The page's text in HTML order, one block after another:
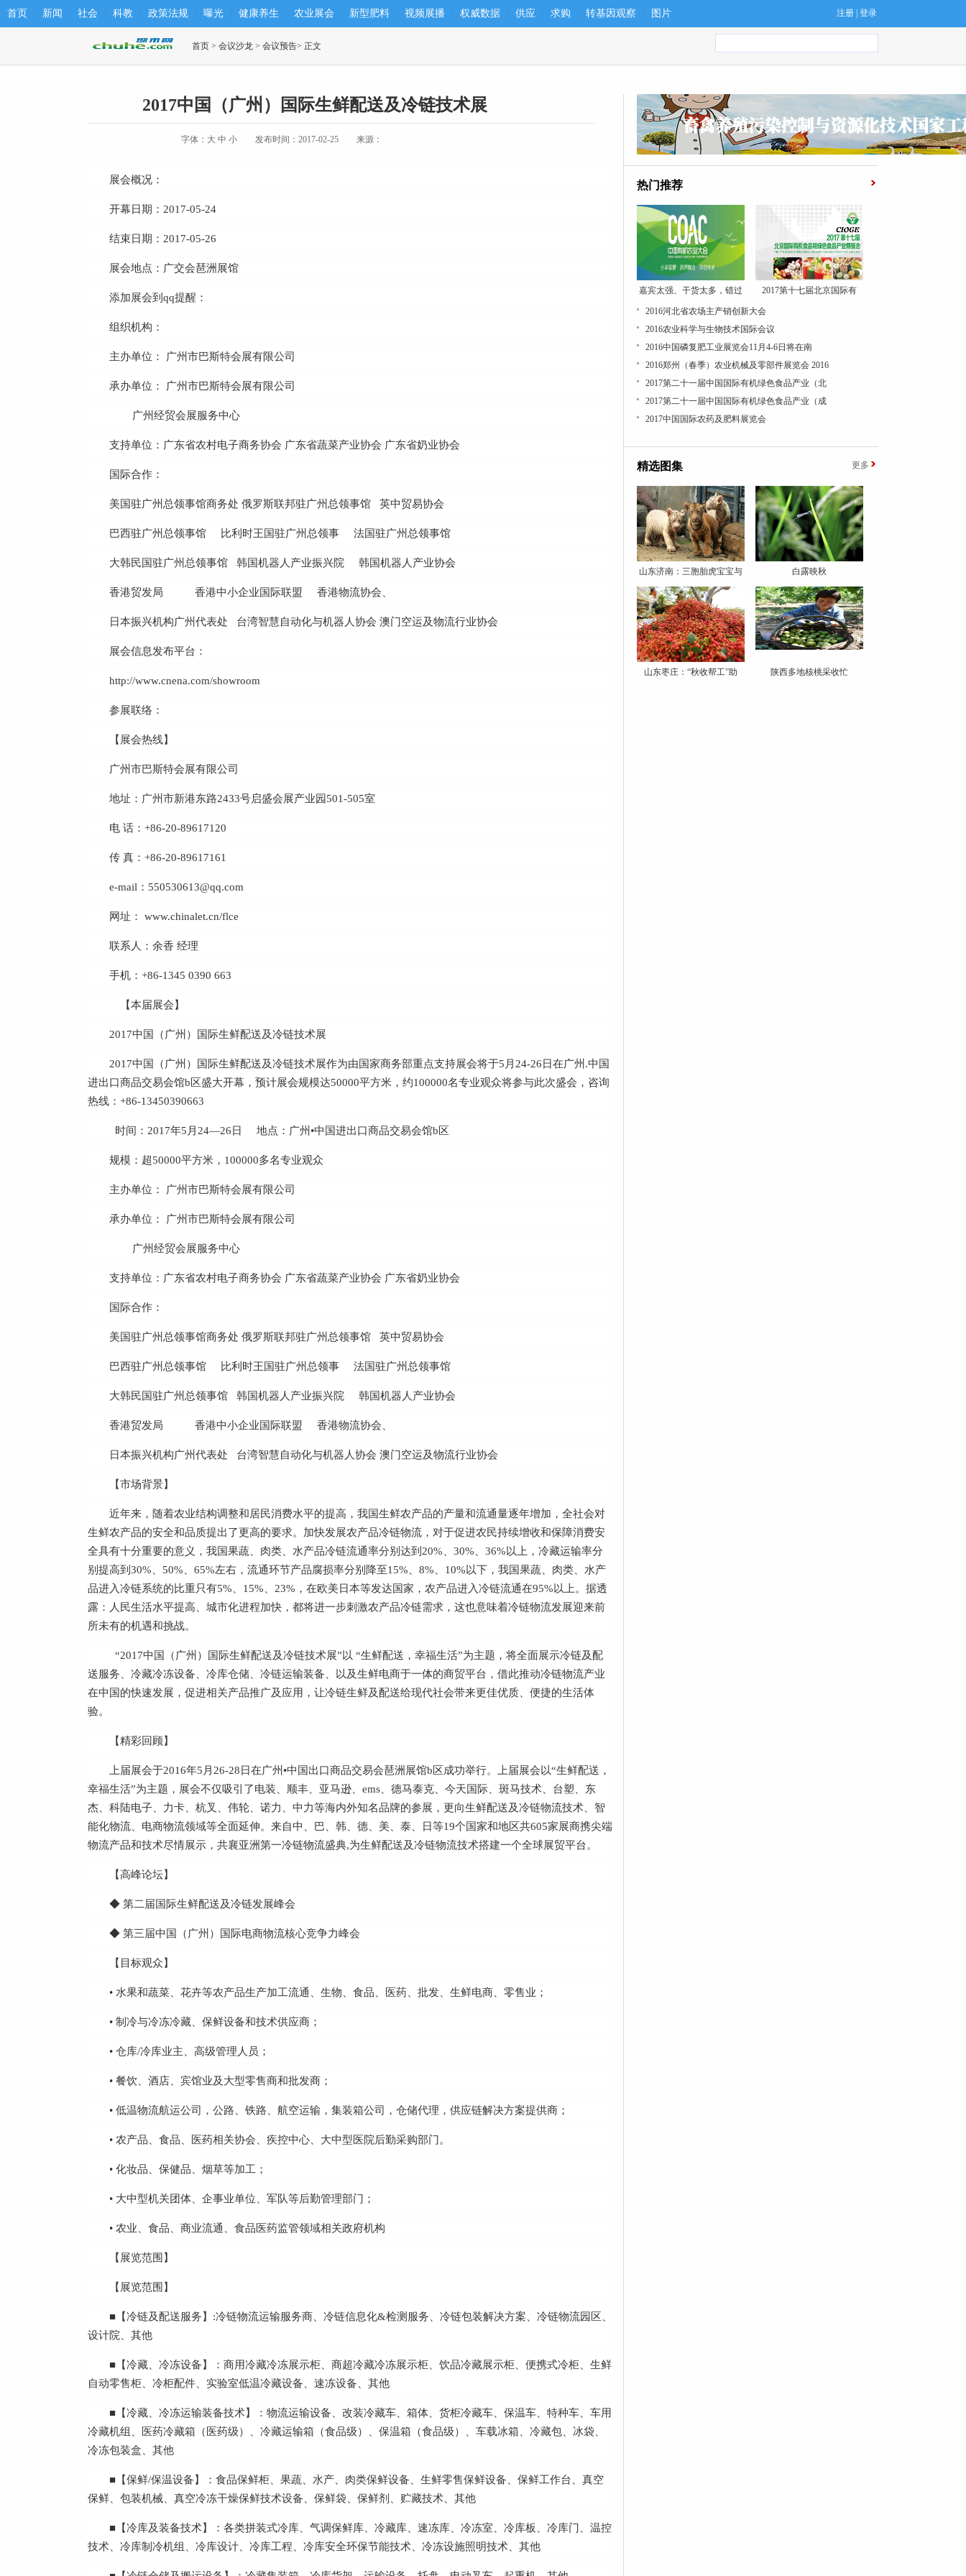
首页 新闻 社会 科教 政策法规 曝光 健康养生 农业展会 新型肥料 视频展播 权威数据 供应 求购 转基因观察 图片 注册 登录
首页 > 会议沙龙 > 会议预告> 正文
2017中国（广州）国际生鲜配送及冷链技术展
字体： 大 中 小 发布时间：2017-02-25 来源：
展会概况：
开幕日期：2017-05-24
结束日期：2017-05-26
展会地点：广交会琶洲展馆
添加展会到qq提醒：
组织机构：
主办单位： 广州市巴斯特会展有限公司
承办单位： 广州市巴斯特会展有限公司
广州经贸会展服务中心
支持单位：广东省农村电子商务协会 广东省蔬菜产业协会 广东省奶业协会
国际合作：
美国驻广州总领事馆商务处 俄罗斯联邦驻广州总领事馆 英中贸易协会
巴西驻广州总领事馆 比利时王国驻广州总领事 法国驻广州总领事馆
大韩民国驻广州总领事馆 韩国机器人产业振兴院 韩国机器人产业协会
香港贸发局 香港中小企业国际联盟 香港物流协会、
日本振兴机构广州代表处 台湾智慧自动化与机器人协会 澳门空运及物流行业协会
展会信息发布平台：
http://www.cnena.com/showroom
参展联络：
【展会热线】
广州市巴斯特会展有限公司
地址：广州市新港东路2433号启盛会展产业园501-505室
电 话：+86-20-89617120
传 真：+86-20-89617161
e-mail：550530613@qq.com
网址： www.chinalet.cn/flce
联系人：余香 经理
手机：+86-1345 0390 663
【本届展会】
2017中国（广州）国际生鲜配送及冷链技术展
2017中国（广州）国际生鲜配送及冷链技术展作为由国家商务部重点支持展会将于5月24-26日在广州.中国
进出口商品交易会馆b区盛大开幕，预计展会规模达50000平方米，约100000名专业观众将参与此次盛会，咨询
热线：+86-13450390663
时间：2017年5月24—26日 地点：广州•中国进出口商品交易会馆b区
规模：超50000平方米，100000多名专业观众
主办单位： 广州市巴斯特会展有限公司
承办单位： 广州市巴斯特会展有限公司
广州经贸会展服务中心
支持单位：广东省农村电子商务协会 广东省蔬菜产业协会 广东省奶业协会
国际合作：
美国驻广州总领事馆商务处 俄罗斯联邦驻广州总领事馆 英中贸易协会
巴西驻广州总领事馆 比利时王国驻广州总领事 法国驻广州总领事馆
大韩民国驻广州总领事馆 韩国机器人产业振兴院 韩国机器人产业协会
香港贸发局 香港中小企业国际联盟 香港物流协会、
日本振兴机构广州代表处 台湾智慧自动化与机器人协会 澳门空运及物流行业协会
【市场背景】
近年来，随着农业结构调整和居民消费水平的提高，我国生鲜农产品的产量和流通量逐年增加，全社会对
生鲜农产品的安全和品质提出了更高的要求。加快发展农产品冷链物流，对于促进农民持续增收和保障消费安
全具有十分重要的意义，我国果蔬、肉类、水产品冷链流通率分别达到20%、30%、36%以上，冷藏运输率分
别提高到30%、50%、65%左右，流通环节产品腐损率分别降至15%、8%、10%以下，我国果蔬、肉类、水产
品进入冷链系统的比重只有5%、15%、23%，在欧美日本等发达国家，农产品进入冷链流通在95%以上。据透
露：人民生活水平提高、城市化进程加快，都将进一步刺激农产品冷链需求，这也意味着冷链物流发展迎来前
所未有的机遇和挑战。
“2017中国（广州）国际生鲜配送及冷链技术展”以 “生鲜配送，幸福生活”为主题，将全面展示冷链及配
送服务、冷藏冷冻设备、冷库仓储、冷链运输装备、以及生鲜电商于一体的商贸平台，借此推动冷链物流产业
在中国的快速发展，促进相关产品推广及应用，让冷链生鲜及配送给现代社会带来更佳优质、便捷的生活体
验。
【精彩回顾】
上届展会于2016年5月26-28日在广州•中国出口商品交易会琶洲展馆b区成功举行。上届展会以“生鲜配送，
幸福生活”为主题，展会不仅吸引了电装、顺丰、亚马逊、ems、德马泰克、今天国际、斑马技术、台塑、东
杰、科陆电子、力卡、杭叉、伟轮、诺力、中力等海内外知名品牌的参展，更向生鲜配送及冷链物流技术、智
能化物流、电商物流领域等全面延伸。来自中、巴、韩、德、美、泰、日等19个国家和地区共605家展商携尖端
物流产品和技术尽情展示，共襄亚洲第一冷链物流盛典,为生鲜配送及冷链物流技术搭建一个全球展贸平台。
【高峰论坛】
◆ 第二届国际生鲜配送及冷链发展峰会
◆ 第三届中国（广州）国际电商物流核心竞争力峰会
【目标观众】
• 水果和蔬菜、花卉等农产品生产加工流通、生物、食品、医药、批发、生鲜电商、零售业；
• 制冷与冷冻冷藏、保鲜设备和技术供应商；
• 仓库/冷库业主、高级管理人员；
• 餐饮、酒店、宾馆业及大型零售商和批发商；
• 低温物流航运公司，公路、铁路、航空运输，集装箱公司，仓储代理，供应链解决方案提供商；
• 农产品、食品、医药相关协会、疾控中心、大中型医院后勤采购部门。
• 化妆品、保健品、烟草等加工；
• 大中型机关团体、企事业单位、军队等后勤管理部门；
• 农业、食品、商业流通、食品医药监管领域相关政府机构
【展览范围】
【展览范围】
■【冷链及配送服务】:冷链物流运输服务商、冷链信息化&检测服务、冷链包装解决方案、冷链物流园区、
设计院、其他
■【冷藏、冷冻设备】：商用冷藏冷冻展示柜、商超冷藏冷冻展示柜、饮品冷藏展示柜、便携式冷柜、生鲜
自动零售柜、冷柜配件、实验室低温冷藏设备、速冻设备、其他
■【冷藏、冷冻运输装备技术】：物流运输设备、改装冷藏车、箱体、货柜冷藏车、保温车、特种车、车用
冷藏机组、医药冷藏箱（医药级）、冷藏运输箱（食品级）、保温箱（食品级）、车载冰箱、冷藏包、冰袋、
冷冻包装盒、其他
■【保鲜/保温设备】：食品保鲜柜、果蔬、水产、肉类保鲜设备、生鲜零售保鲜设备、保鲜工作台、真空
保鲜、包装机械、真空冷冻干燥保鲜技术设备、保鲜袋、保鲜剂、贮藏技术、其他
■【冷库及装备技术】：各类拼装式冷库、气调保鲜库、冷藏库、速冻库、冷冻室、冷库板、冷库门、温控
技术、冷库制冷机组、冷库设计、冷库工程、冷库安全环保节能技术、冷冻设施照明技术、其他
热门推荐
嘉宾太强、干货太多，错过 2017第十七届北京国际有
2016河北省农场主产销创新大会
2016农业科学与生物技术国际会议
2016中国磷复肥工业展览会11月4-6日将在南
2016郑州（春季）农业机械及零部件展览会 2016
2017第二十一届中国国际有机绿色食品产业（北
2017第二十一届中国国际有机绿色食品产业（成
2017中国国际农药及肥料展览会
精选图集 更多
山东济南：三胞胎虎宝宝与 白露映秋
山东枣庄：“秋收帮工”助 陕西多地核桃采收忙